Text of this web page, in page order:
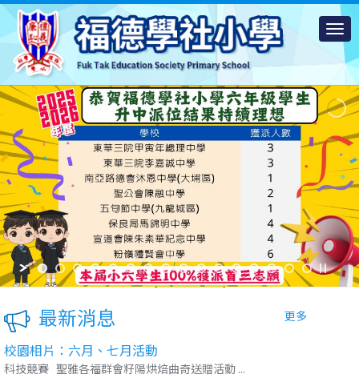
最新消息 更多
校園相片：六月、七月活動
科技競賽 聖雅各福群會籽陽烘焙曲奇送贈活動 ...